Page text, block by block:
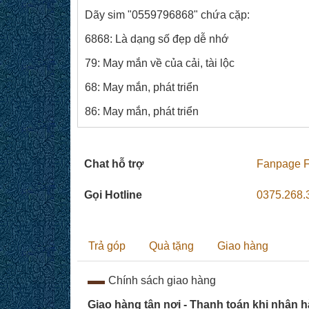
Dãy sim "0559796868" chứa cặp:
6868: Là dạng số đẹp dễ nhớ
79: May mắn về của cải, tài lộc
68: May mắn, phát triển
86: May mắn, phát triển
Chat hỗ trợ Fanpage
Gọi Hotline
Trả góp Quà tặng Giao hàng
Chính sách giao hàng
Giao hàng tận nơi - Thanh toán khi nhận